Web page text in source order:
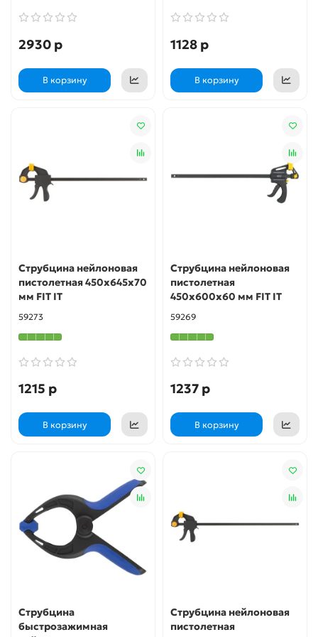
2930 р
В корзину
1128 р
В корзину
Струбцина нейлоновая
пистолетная 450х645х70
мм FIT IT
59273
1215 р
В корзину
Струбцина нейлоновая
пистолетная
450х600х60 мм FIT IT
59269
1237 р
В корзину
Струбцина
быстрозажимная
Струбцина нейлоновая
пистолетная